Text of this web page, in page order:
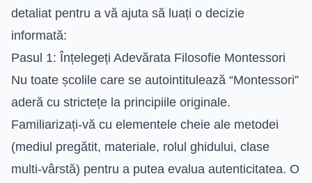
detaliat pentru a vă ajuta să luați o decizie
informată:
Pasul 1: Înțelegeți Adevărata Filosofie Montessori
Nu toate școlile care se autointitulează “Montessori”
aderă cu strictețe la principiile originale.
Familiarizați-vă cu elementele cheie ale metodei
(mediul pregătit, materiale, rolul ghidului, clase
multi-vârstă) pentru a putea evalua autenticitatea. O